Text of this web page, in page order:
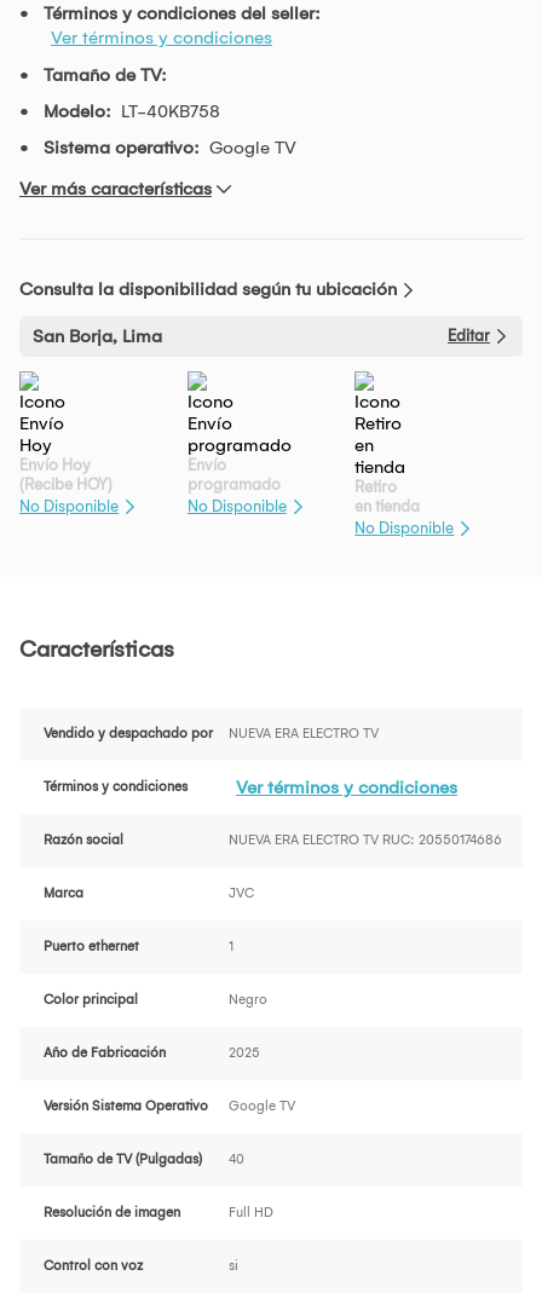
Términos y condiciones del seller:
Ver términos y condiciones
Tamaño de TV:
Modelo: LT-40KB758
Sistema operativo: Google TV
Ver más características
Consulta la disponibilidad según tu ubicación
San Borja, Lima Editar
Envío Hoy
(Recibe HOY)
No Disponible
Envío
programado
No Disponible
Retiro
en tienda
No Disponible
Características
Vendido y despachado por NUEVA ERA ELECTRO TV
Términos y condiciones Ver términos y condiciones
Razón social NUEVA ERA ELECTRO TV RUC: 20550174686
Marca JVC
Puerto ethernet 1
Color principal Negro
Año de Fabricación 2025
Versión Sistema Operativo Google TV
Tamaño de TV (Pulgadas) 40
Resolución de imagen Full HD
Control con voz si